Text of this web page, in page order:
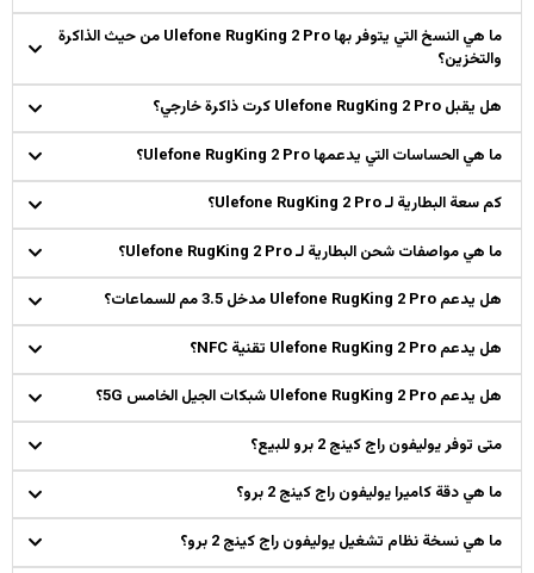
ما هي النسخ التي يتوفر بها Ulefone RugKing 2 Pro من حيث الذاكرة
والتخزين؟
هل يقبل Ulefone RugKing 2 Pro كرت ذاكرة خارجي؟
ما هي الحساسات التي يدعمها Ulefone RugKing 2 Pro؟
كم سعة البطارية لـ Ulefone RugKing 2 Pro؟
ما هي مواصفات شحن البطارية لـ Ulefone RugKing 2 Pro؟
هل يدعم Ulefone RugKing 2 Pro مدخل 3.5 مم للسماعات؟
هل يدعم Ulefone RugKing 2 Pro تقنية NFC؟
هل يدعم Ulefone RugKing 2 Pro شبكات الجيل الخامس 5G؟
متى توفر يوليفون راج كينج 2 برو للبيع؟
ما هي دقة كاميرا يوليفون راج كينج 2 برو؟
ما هي نسخة نظام تشغيل يوليفون راج كينج 2 برو؟